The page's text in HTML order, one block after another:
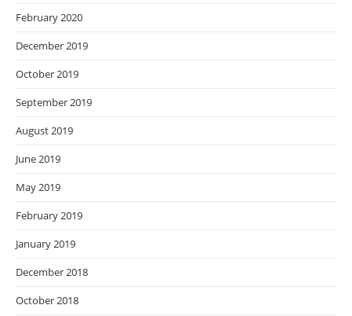
February 2020
December 2019
October 2019
September 2019
August 2019
June 2019
May 2019
February 2019
January 2019
December 2018
October 2018